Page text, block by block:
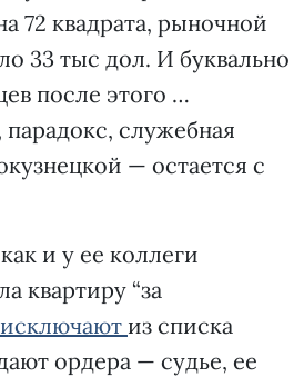
72 квадрата, рыночной
33 тыс дол. И буквально
после этого …
парадокс, служебная
— остается с
и у ее коллеги
квартиру “за
исключают из списка
ордера — судье, ее